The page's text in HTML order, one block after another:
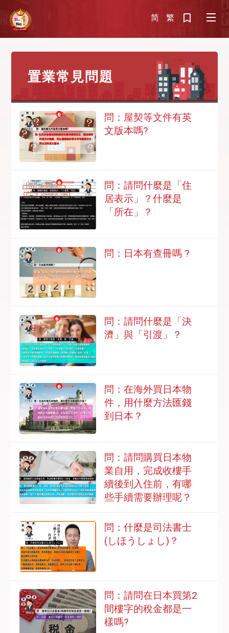
简 繁
置業常見問題
問：屋契等文件有英
文版本嗎?
問：請問什麼是「住
居表示」？什麼是
「所在」？
問：日本有查冊嗎 ?
問：請問什麼是「決
濟」與「引渡」？
問：在海外買日本物
件，用什麼方法匯錢
到日本？
問：請問購買日本物
業自用，完成收樓手
續後到入住前，有哪
些手續需要辦理呢？
問：什麼是司法書士
(しほうしょし)？
問：請問在日本買第2
間樓字的稅金都是一
樣嗎?